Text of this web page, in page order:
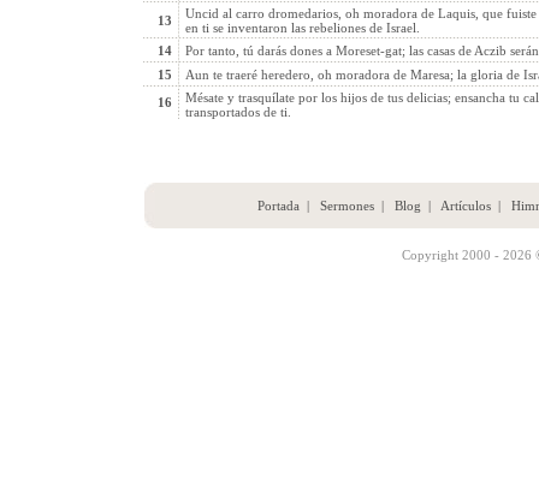
13
Uncid al carro dromedarios, oh moradora de Laquis, que
en ti se inventaron las rebeliones de Israel.
14
Por tanto, tú darás dones a Moreset-gat; las casas de Aczib
15
Aun te traeré heredero, oh moradora de Maresa; la gloria de
16
Mésate y trasquílate por los hijos de tus delicias; ensancha tu
transportados de ti.
Portada | Sermones| Blog | Artículos|
Copyright 2000 - 2026